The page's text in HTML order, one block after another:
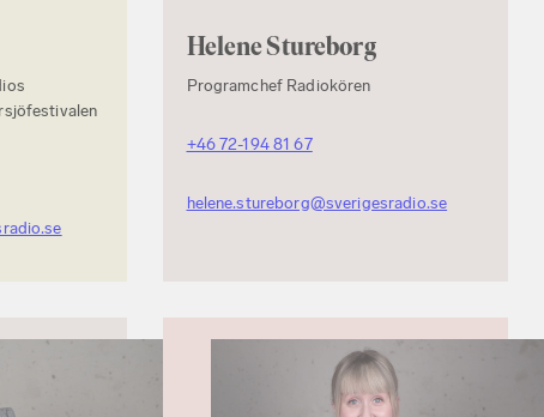
Helene Stureborg
Programchef Radiokören
+46 72-194 81 67
helene.stureborg@sverigesradio.se